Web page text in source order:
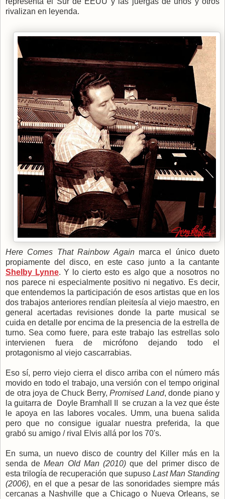
rivalizan en leyenda.
Here Comes That Rainbow Again marca el único dueto
propiamente del disco, en este caso junto a la cantante
Shelby Lynne. Y lo cierto esto es algo que a nosotros no
nos parece ni especialmente positivo ni negativo. Es decir,
que entendemos la participación de esos artistas que en los
dos trabajos anteriores rendían pleitesía al viejo maestro, en
general acertadas revisiones donde la parte musical se
cuida en detalle por encima de la presencia de la estrella de
turno. Sea como fuere, para este trabajo las estrellas solo
intervienen fuera de micrófono dejando todo el
protagonismo al viejo cascarrabias.
Eso sí, perro viejo cierra el disco arriba con el número más
movido en todo el trabajo, una versión con el tempo original
de otra joya de Chuck Berry, Promised Land, donde piano y
la guitarra de Doyle Bramhall II se cruzan a la vez que éste
le apoya en las labores vocales. Umm, una buena salida
pero que no consigue igualar nuestra preferida, la que
grabó su amigo / rival Elvis allá por los 70's.
En suma, un nuevo disco de country del Killer más en la
senda deMean Old Man (2010) que del primer disco de
esta trilogía de recuperación que supuso Last Man Standing
(2006), en el que a pesar de las sonoridades siempre más
cercanas a Nashville que a Chicago o Nueva Orleans, se